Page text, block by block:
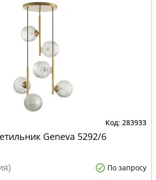
283933
Geneva 5292/6
По запросу